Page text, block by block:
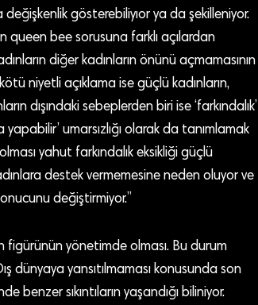
gösterebiliyıor ya da şekilleniyor.
queen bee sorusuna farklı açılardan
diğer kadınların önünü açmamasının
niyetli açıklama ise güçlü kadınların,
dışındaki sebeplerden biri ise ‘farkındalık’
umarsızlığı olarak da tanımlamak
yahut farkındalık eksikliği güçlü
destek vermemesine neden oluyor ve
değiştirmiyor.”
figürünün yönetimde olması. Bu durum
dünyaya yansıtılmaması konusunda son
benzer sıkıntıların yaşandığı biliniyor.